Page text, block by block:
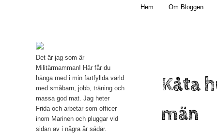
Mamma, militär och märkbart obekväm
Hem Om Bloggen
Kåta
män
Det är jag som är
Militärmamman! Här får du
hänga med i min fartfyllda värld
med småbarn, jobb, träning och
massa god mat. Jag heter
Frida och arbetar som officer
inom Marinen och pluggar vid
sidan av i några år sådär.